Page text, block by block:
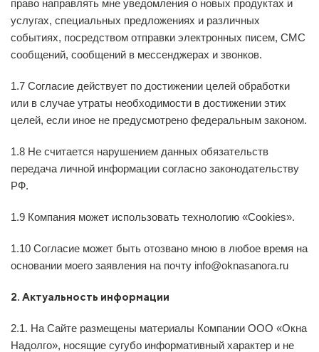
право направлять мне уведомления о новых продуктах и
услугах, специальных предложениях и различных
событиях, посредством отправки электронных писем, СМС
сообщений, сообщений в мессенджерах и звонков.
1.7 Согласие действует по достижении целей обработки
или в случае утраты необходимости в достижении этих
целей, если иное не предусмотрено федеральным законом.
1.8 Не считается нарушением данных обязательств
передача личной информации согласно законодательству
РФ.
1.9 Компания может использовать технологию «Сookies».
1.10 Согласие может быть отозвано мною в любое время на
основании моего заявления на почту info@oknasanora.ru
2. Актуальность информации
2.1. На Сайте размещены материалы Компании ООО «Окна
Надолго», носящие сугубо информативный характер и не